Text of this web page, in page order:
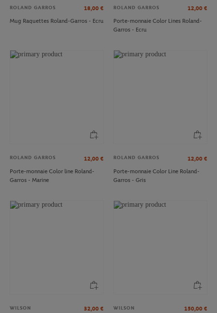
ROLAND GARROS 18,00 €
Mug Raquettes Roland-Garros - Ecru
ROLAND GARROS 12,00 €
Porte-monnaie Color Lines Roland-
Garros - Ecru
ROLAND GARROS 12,00 €
Porte-monnaie Color line Roland-
Garros - Marine
ROLAND GARROS 12,00 €
Porte-monnaie Color Line Roland-
Garros - Gris
WILSON 32,00 €
WILSON 150,00 €